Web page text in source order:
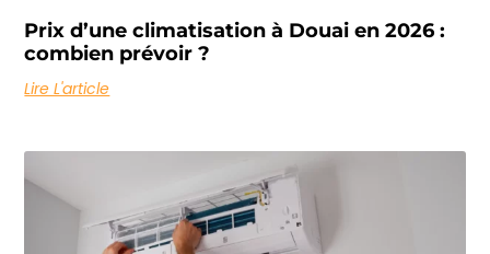
Prix d’une climatisation à Douai en 2026 :
combien prévoir ?
Lire L'article